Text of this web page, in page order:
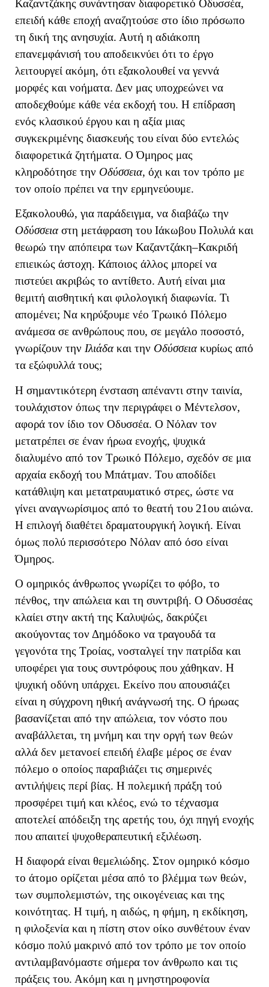
Καζαντζάκης συνάντησαν διαφορετικό Οδυσσέα,
επειδή κάθε εποχή αναζητούσε στο ίδιο πρόσωπο
τη δική της ανησυχία. Αυτή η αδιάκοπη
επανεμφάνισή του αποδεικνύει ότι το έργο
λειτουργεί ακόμη, ότι εξακολουθεί να γεννά
μορφές και νοήματα. Δεν μας υποχρεώνει να
αποδεχθούμε κάθε νέα εκδοχή του. Η επίδραση
ενός κλασικού έργου και η αξία μιας
συγκεκριμένης διασκευής του είναι δύο εντελώς
διαφορετικά ζητήματα. Ο Όμηρος μας
κληροδότησε την Οδύσσεια, όχι και τον τρόπο με
τον οποίο πρέπει να την ερμηνεύουμε.
Εξακολουθώ, για παράδειγμα, να διαβάζω την
Οδύσσειαστη μετάφραση του Ιάκωβου Πολυλά και
θεωρώ την απόπειρα των Καζαντζάκη–Κακριδή
επιεικώς άστοχη. Κάποιος άλλος μπορεί να
πιστεύει ακριβώς το αντίθετο. Αυτή είναι μια
θεμιτή αισθητική και φιλολογική διαφωνία. Τι
απομένει; Να κηρύξουμε νέο Τρωικό Πόλεμο
ανάμεσα σε ανθρώπους που, σε μεγάλο ποσοστό,
γνωρίζουν την Ιλιάδακαι την Οδύσσειακυρίως από
τα εξώφυλλά τους;
Η σημαντικότερη ένσταση απέναντι στην ταινία,
τουλάχιστον όπως την περιγράφει ο Μέντελσον,
αφορά τον ίδιο τον Οδυσσέα. Ο Νόλαν τον
μετατρέπει σε έναν ήρωα ενοχής, ψυχικά
διαλυμένο από τον Τρωικό Πόλεμο, σχεδόν σε μια
αρχαία εκδοχή του Μπάτμαν. Του αποδίδει
κατάθλιψη και μετατραυματικό στρες, ώστε να
γίνει αναγνωρίσιμος από το θεατή του 21ου αιώνα.
Η επιλογή διαθέτει δραματουργική λογική. Είναι
όμως πολύ περισσότερο Νόλαν από όσο είναι
Όμηρος.
Ο ομηρικός άνθρωπος γνωρίζει το φόβο, το
πένθος, την απώλεια και τη συντριβή. Ο Οδυσσέας
κλαίει στην ακτή της Καλυψώς, δακρύζει
ακούγοντας τον Δημόδοκο να τραγουδά τα
γεγονότα της Τροίας, νοσταλγεί την πατρίδα και
υποφέρει για τους συντρόφους που χάθηκαν. Η
ψυχική οδύνη υπάρχει. Εκείνο που απουσιάζει
είναι η σύγχρονη ηθική ανάγνωσή της. Ο ήρωας
βασανίζεται από την απώλεια, τον νόστο που
αναβάλλεται, τη μνήμη και την οργή των θεών
αλλά δεν μετανοεί επειδή έλαβε μέρος σε έναν
πόλεμο ο οποίος παραβιάζει τις σημερινές
αντιλήψεις περί βίας. Η πολεμική πράξη τού
προσφέρει τιμή και κλέος, ενώ το τέχνασμα
αποτελεί απόδειξη της αρετής του, όχι πηγή ενοχής
που απαιτεί ψυχοθεραπευτική εξιλέωση.
Η διαφορά είναι θεμελιώδης. Στον ομηρικό κόσμο
το άτομο ορίζεται μέσα από το βλέμμα των θεών,
των συμπολεμιστών, της οικογένειας και της
κοινότητας. Η τιμή, η αιδώς, η φήμη, η εκδίκηση,
η φιλοξενία και η πίστη στον οίκο συνθέτουν έναν
κόσμο πολύ μακρινό από τον τρόπο με τον οποίο
αντιλαμβανόμαστε σήμερα τον άνθρωπο και τις
πράξεις του. Ακόμη και η μνηστηροφονία